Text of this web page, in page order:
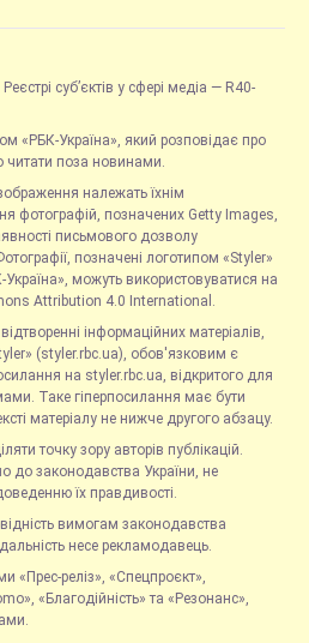
суб’єктів у сфері медіа — R40-
«РБК-Україна», який розповідає про
читати поза новинами.
зображення належать їхнім
фотографій, позначених Getty Images,
письмового дозволу
позначені логотипом «Styler»
можуть використовуватися на
Attribution 4.0 International.
інформаційних матеріалів,
(styler.rbc.ua), обов'язковим є
на styler.rbc.ua, відкритого для
Таке гіперпосилання має бути
матеріалу не нижче другого абзацу.
точку зору авторів публікацій.
до законодавства України, не
їх правдивості.
вимогам законодавства
несе рекламодавець.
«Прес-реліз», «Спецпроєкт»,
«Благодійність» та «Резонанс»,